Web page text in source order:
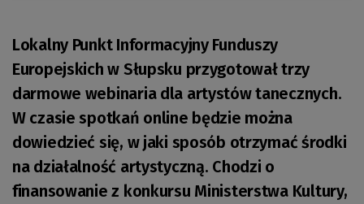
Lokalny Punkt Informacyjny Funduszy
Europejskich w Słupsku przygotował trzy
darmowe webinaria dla artystów tanecznych.
W czasie spotkań online będzie można
dowiedzieć się, w jaki sposób otrzymać środki
na działalność artystyczną. Chodzi o
finansowanie z konkursu Ministerstwa Kultury,